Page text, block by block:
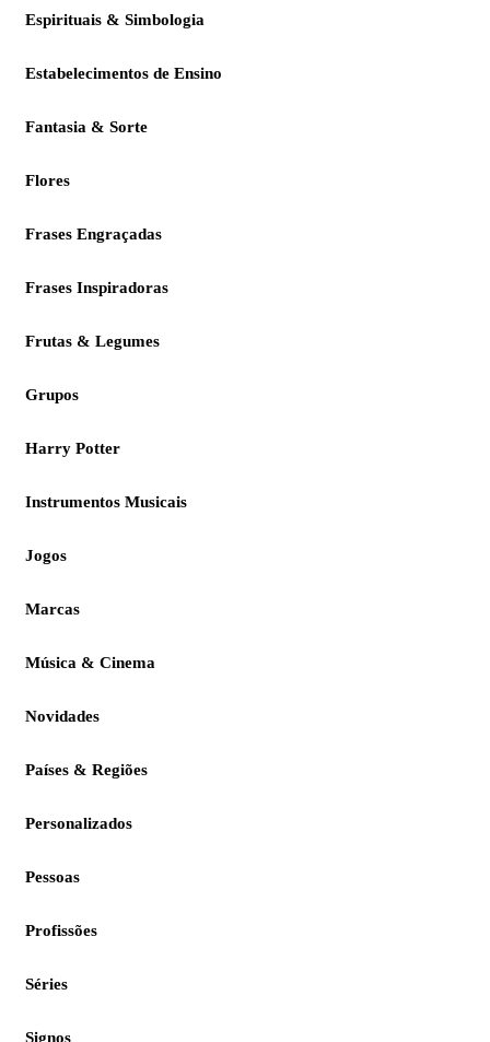
Espirituais & Simbologia
Estabelecimentos de Ensino
Fantasia & Sorte
Flores
Frases Engraçadas
Frases Inspiradoras
Frutas & Legumes
Grupos
Harry Potter
Instrumentos Musicais
Jogos
Marcas
Música & Cinema
Novidades
Países & Regiões
Personalizados
Pessoas
Profissões
Séries
Signos